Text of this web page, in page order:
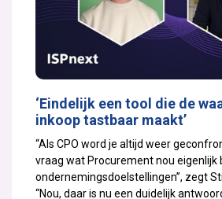
‘Eindelijk een tool die de
inkoop tastbaar maakt’
“Als CPO word je altijd weer
vraag wat Procurement nou eigenlijk
ondernemingsdoelstellingen”, zegt
“Nou, daar is nu een duidelijk